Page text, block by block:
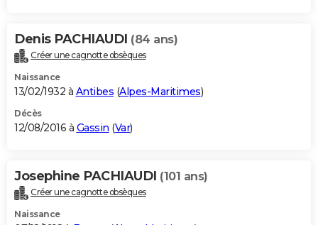
Denis PACHIAUDI (84 ans)
Créer une cagnotte obsèques
Naissance
13/02/1932 à Antibes (Alpes-Maritimes)
Décès
12/08/2016 à Gassin (Var)
Josephine PACHIAUDI (101 ans)
Créer une cagnotte obsèques
Naissance